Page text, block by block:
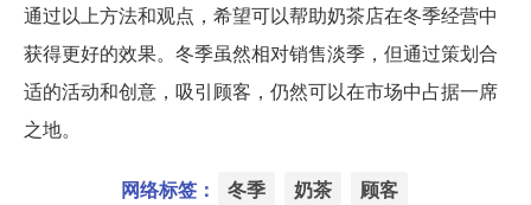
通过以上方法和观点，希望可以帮助奶茶店在冬季经营中
获得更好的效果。冬季虽然相对销售淡季，但通过策划合
适的活动和创意，吸引顾客，仍然可以在市场中占据一席
之地。
网络标签： 冬季 奶茶 顾客